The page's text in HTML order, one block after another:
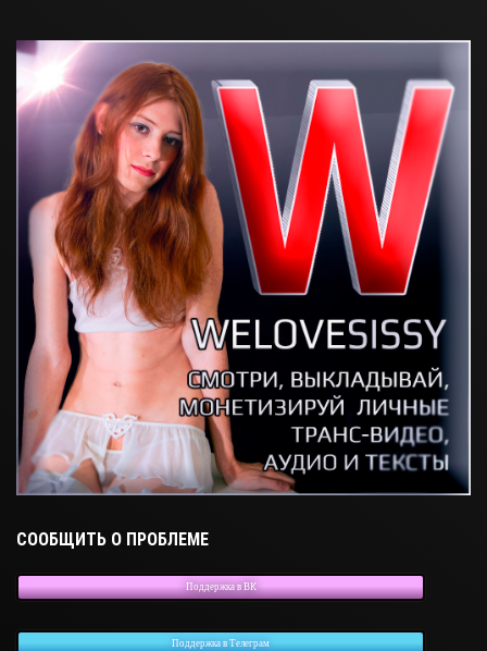
СООБЩИТЬ О ПРОБЛЕМЕ
Поддержка в ВК
Поддержка в Телеграм